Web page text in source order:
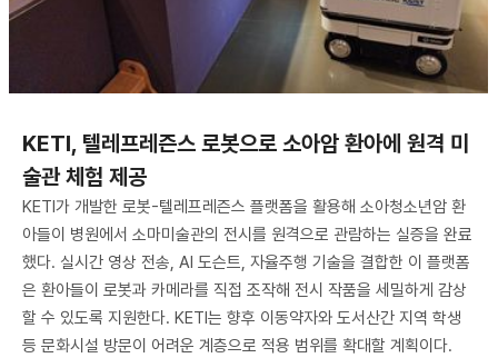
KETI, 텔레프레즌스 로봇으로 소아암 환아에 원격 미
술관 체험 제공
KETI가 개발한 로봇-텔레프레즌스 플랫폼을 활용해 소아청소년암 환
아들이 병원에서 소마미술관의 전시를 원격으로 관람하는 실증을 완료
했다. 실시간 영상 전송, AI 도슨트, 자율주행 기술을 결합한 이 플랫폼
은 환아들이 로봇과 카메라를 직접 조작해 전시 작품을 세밀하게 감상
할 수 있도록 지원한다. KETI는 향후 이동약자와 도서산간 지역 학생
등 문화시설 방문이 어려운 계층으로 적용 범위를 확대할 계획이다.